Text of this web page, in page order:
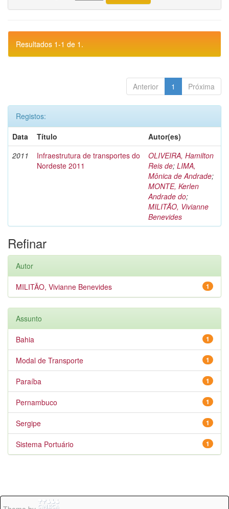
Resultados 1-1 de 1.
Anterior 1 Próxima
Registos:
Data
Título
Autor(es)
2011
Infraestrutura de transportes do
Nordeste 2011
OLIVEIRA, Hamilton
Reis de; LIMA,
Mônica de Andrade;
MONTE, Kerlen
Andrade do;
MILITÃO, Vivianne
Benevides
Refinar
Autor
1
MILITÃO, Vivianne Benevides
Assunto
1
Bahia
1
Modal de Transporte
1
Paraíba
1
Pernambuco
1
Sergipe
1
Sistema Portuário